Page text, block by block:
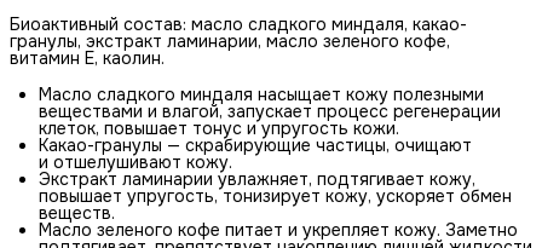
Биоактивный состав: масло сладкого миндаля, какао-
гранулы, экстракт ламинарии, масло зеленого кофе,
витамин Е, каолин.
Масло сладкого миндаля насыщает кожу полезными
веществами и влагой, запускает процесс регенерации
клеток, повышает тонус и упругость кожи.
Какао-гранулы — скрабирующие частицы, очищают
и отшелушивают кожу.
Экстракт ламинарии увлажняет, подтягивает кожу,
повышает упругость, тонизирует кожу, ускоряет обмен
веществ.
Масло зеленого кофе питает и укрепляет кожу. Заметно